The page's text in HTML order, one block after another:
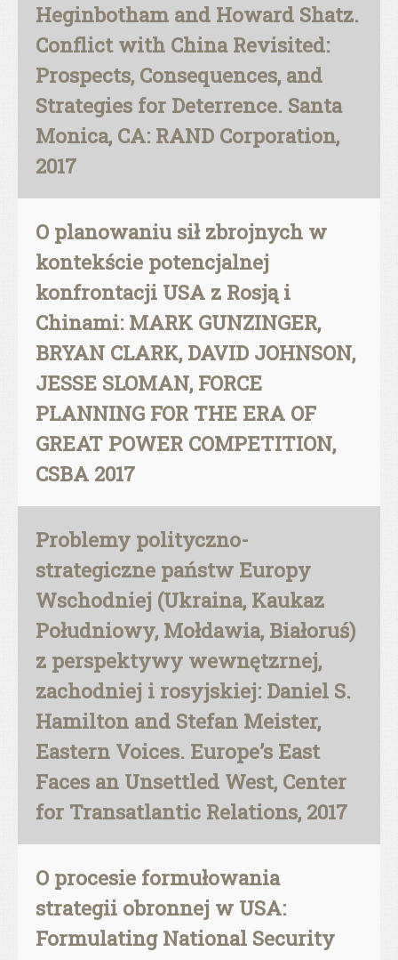
Heginbotham and Howard Shatz.
Conflict with China Revisited:
Prospects, Consequences, and
Strategies for Deterrence. Santa
Monica, CA: RAND Corporation,
2017
O planowaniu sił zbrojnych w
kontekście potencjalnej
konfrontacji USA z Rosją i
Chinami: MARK GUNZINGER,
BRYAN CLARK, DAVID JOHNSON,
JESSE SLOMAN, FORCE
PLANNING FOR THE ERA OF
GREAT POWER COMPETITION,
CSBA 2017
Problemy polityczno-
strategiczne państw Europy
Wschodniej (Ukraina, Kaukaz
Południowy, Mołdawia, Białoruś)
z perspektywy wewnętzrnej,
zachodniej i rosyjskiej: Daniel S.
Hamilton and Stefan Meister,
Eastern Voices. Europe’s East
Faces an Unsettled West, Center
for Transatlantic Relations, 2017
O procesie formułowania
strategii obronnej w USA:
Formulating National Security